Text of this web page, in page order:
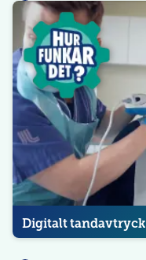
Digitalt tandavtryck